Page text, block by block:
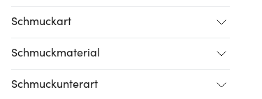
Schmuckart
Schmuckmaterial
Schmuckunterart